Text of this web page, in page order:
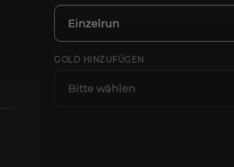
Einzelrun
GOLD HINZUFÜGEN
Bitte wählen